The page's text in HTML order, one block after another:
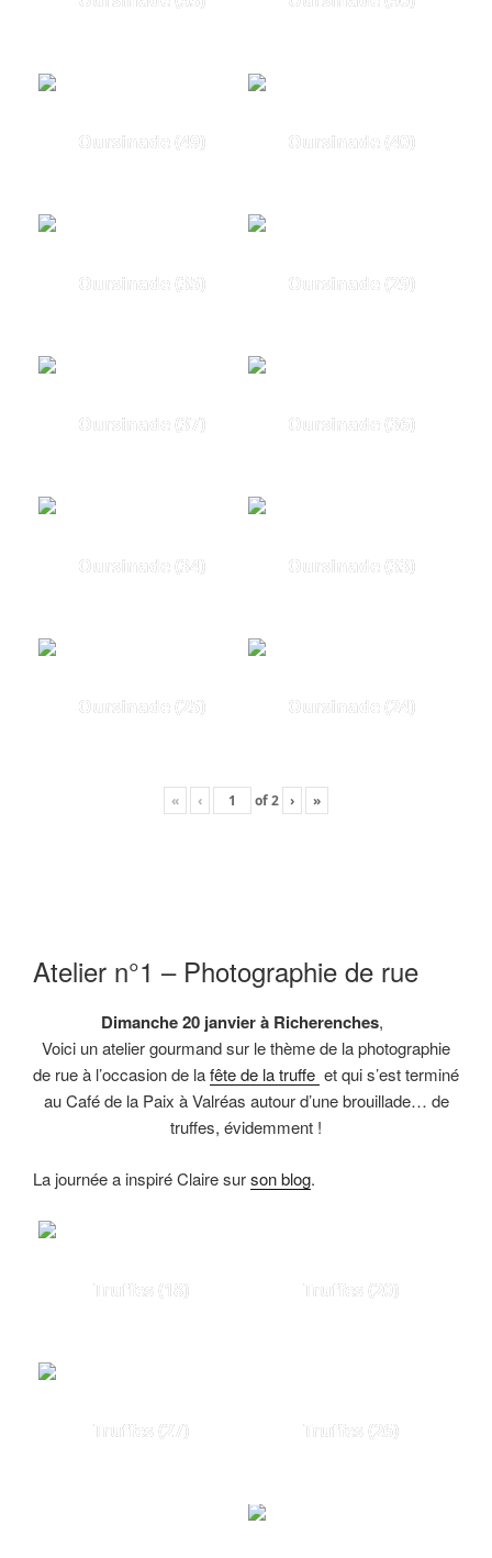
Oursinade (49) Oursinade (40)
Oursinade (35) Oursinade (29)
Oursinade (37) Oursinade (36)
Oursinade (34) Oursinade (33)
Oursinade (25) Oursinade (24)
« ‹ of2 › »
Atelier n°1 – Photographie de rue
Dimanche 20 janvier à Richerenches,
Voici un atelier gourmand sur le thème de la photographie
de rue à l’occasion de lafête de la truffe et qui s’est terminé
au Café de la Paix à Valréas autour d’une brouillade… de
truffes, évidemment !
La journée a inspiré Claire surson blog.
Truffes (18) Truffes (20)
Truffes (27) Truffes (26)